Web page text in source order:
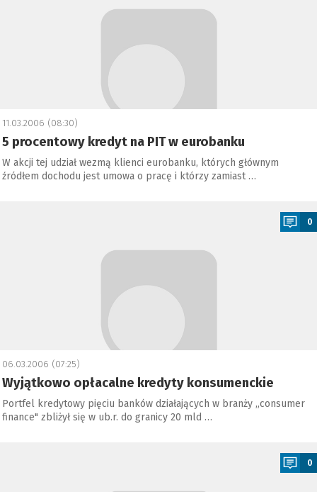
11.03.2006 (08:30)
5 procentowy kredyt na PIT w eurobanku
W akcji tej udział wezmą klienci eurobanku, których głównym
źródłem dochodu jest umowa o pracę i którzy zamiast …
0
06.03.2006 (07:25)
Wyjątkowo opłacalne kredyty konsumenckie
Portfel kredytowy pięciu banków działających w branży „consumer
finance" zbliżył się w ub.r. do granicy 20 mld …
0